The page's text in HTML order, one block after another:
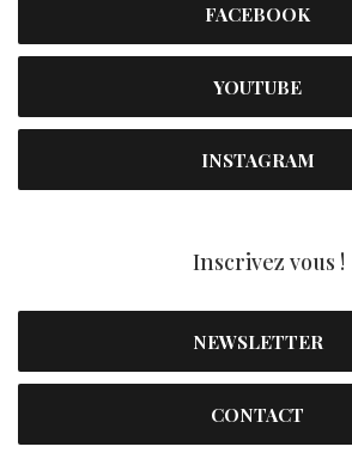
FACEBOOK
YOUTUBE
INSTAGRAM
Inscrivez vous !
NEWSLETTER
CONTACT